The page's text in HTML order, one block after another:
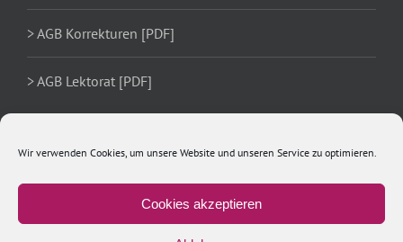
Wir verwenden Cookies, um unsere Website und unseren Service zu optimieren.
Cookies akzeptieren
> AGB Korrekturen [PDF]
> AGB Lektorat [PDF]